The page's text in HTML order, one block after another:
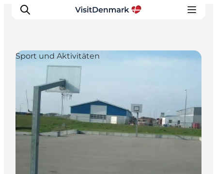
Inspiration
Regionen
Erlebnisse
Unterkünfte
Reiseplanung
Sport und Aktivitäten